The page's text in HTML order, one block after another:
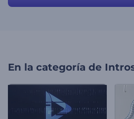
En la categoría de